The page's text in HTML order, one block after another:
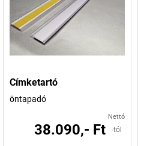
Címketartó
öntapadó
Nettó
38.090,- Ft -tól